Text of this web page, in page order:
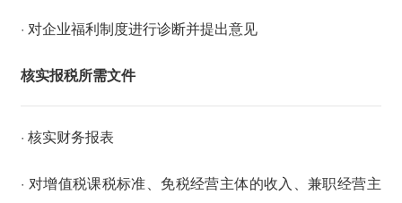
· 对企业福利制度进行诊断并提出意见
核实报税所需文件
· 核实财务报表
· 对增值税课税标准、免税经营主体的收入、兼职经营主